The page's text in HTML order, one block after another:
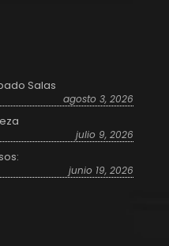
Salas
agosto 3, 2026
julio 9, 2026
junio 19, 2026